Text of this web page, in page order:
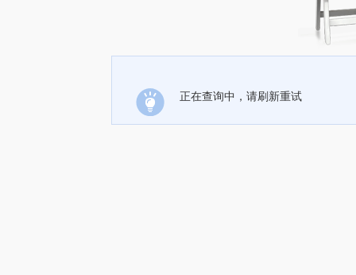
正在查询中，请刷新重试